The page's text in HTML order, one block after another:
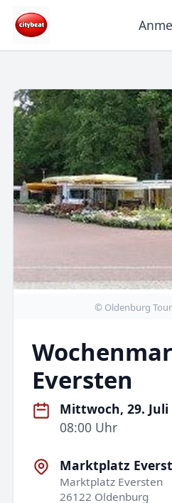
© Oldenburg
Eversten
Mittwoch, 29. Juli
08:00 Uhr
Marktplatz
Marktplatz Eversten
26122 Oldenburg